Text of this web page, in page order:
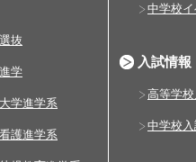
抜
学
学進学系
護進学系
中学校
入試情報
高等学
中学校